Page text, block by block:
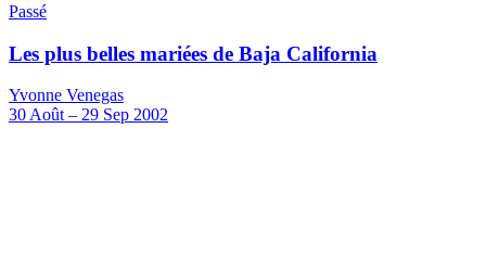
Passé
Les plus belles mariées de Baja California
Yvonne Venegas
30 Août – 29 Sep 2002